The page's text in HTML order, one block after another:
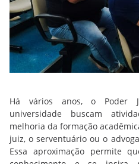
Há vários anos, o Poder
universidade buscam
melhoria da formação
juiz, o serventuário ou o
Essa aproximação permite